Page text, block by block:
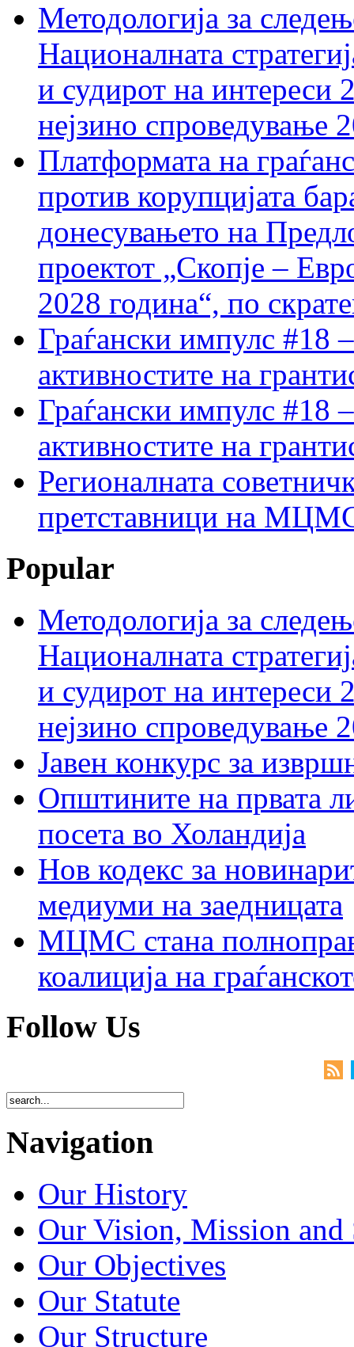
Методологија за
Националната
и судирот на интереси
нејзино спроведување
Платформата на
против корупцијата
донесувањето на
проектот „Скопје –
2028 година“, по
Граѓански импулс #18
активностите на
Граѓански импулс #18
активностите на
Регионалната
претставници на МЦМС
Popular
Методологија за
Националната
и судирот на интереси
нејзино спроведување
Јавен конкурс за
Општините на првата
посета во Холандија
Нов кодекс за
медиуми на заедницата
МЦМС стана
коалиција на
Follow Us
Navigation
Our History
Our Vision, Mission and
Our Objectives
Our Statute
Our Structure